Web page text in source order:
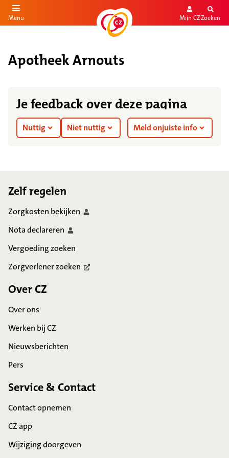
de inhoud
Menu Mijn CZZoeken
Apotheek Arnouts
Je feedback over deze pagina
Nuttig Niet nuttig Meld onjuiste info
Zelf regelen
Zorgkosten bekijken
Notadeclareren
Vergoeding zoeken
Zorgverlenerzoeken
Over CZ
Over ons
Werken bij CZ
Nieuwsberichten
Pers
Service & Contact
Contact opnemen
CZ app
Wijziging doorgeven